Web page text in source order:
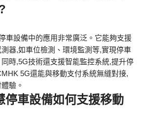
車設備中的應用非常廣泛。它能夠支援
器,如車位檢測、環境監測等,實現停車
時,5G技術還支援智能監控系統,提升停
5G還能與移動支付系統無縫對接,
驗。
停車設備如何支援移動